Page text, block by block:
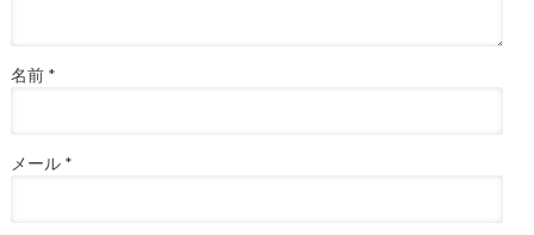
名前 *
メール *